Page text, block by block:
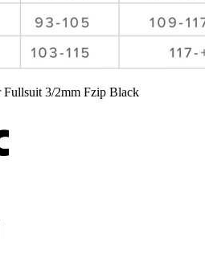
3/2mm Fzip Black